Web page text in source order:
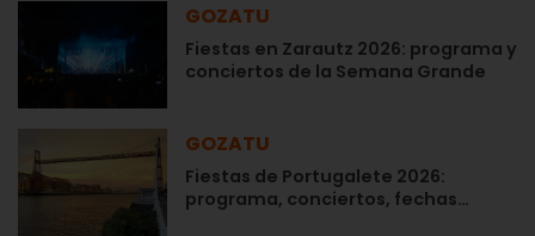
GOZATU
Fiestas en Zarautz 2026: programa y
conciertos de la Semana Grande
GOZATU
Fiestas de Portugalete 2026:
programa, conciertos, fechas…